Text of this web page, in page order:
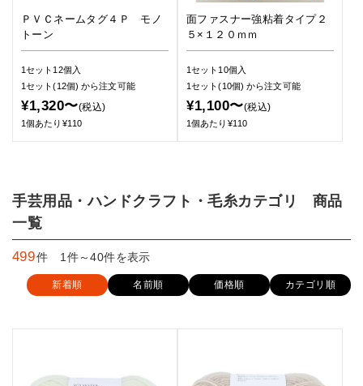
ＰＶＣネームタグ４Ｐ モノ
トーン
1セット12個入
1セット(12個)から注文可能
¥1,320〜(税込)
1個あたり¥110
面ファスナー強粘着タイプ２
５×１２０ｍｍ
1セット10個入
1セット(10個)から注文可能
¥1,100〜(税込)
1個あたり¥110
手芸用品・ハンドクラフト・毛糸カテゴリ 商品
一覧
499件 1件～40件を表示
新着順 名前順 価格順 カテゴリ順